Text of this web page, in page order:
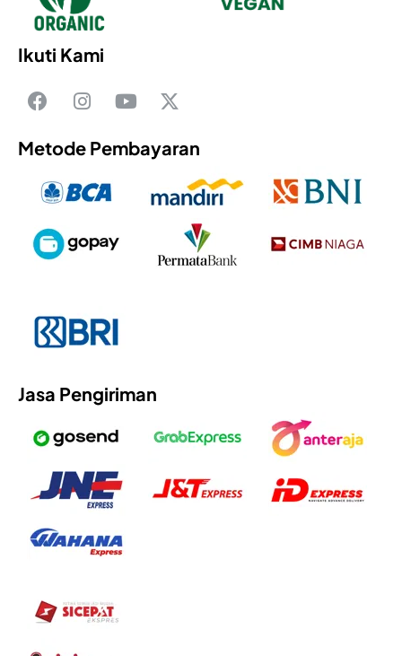
Ikuti Kami
Metode Pembayaran
Jasa Pengiriman